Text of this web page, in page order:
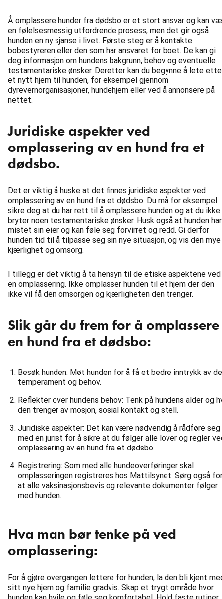
Å omplassere hunder fra dødsbo er et stort ansvar og kan
en følelsesmessig utfordrende prosess, men det gir også
hunden en ny sjanse i livet. Første steg er å kontakte
bobestyreren eller den som har ansvaret for boet. De kan gi
deg informasjon om hundens bakgrunn, behov og eventuelle
testamentariske ønsker. Deretter kan du begynne å lete
et nytt hjem til hunden, for eksempel gjennom
dyrevernorganisasjoner, hundehjem eller ved å annonsere på
nettet.
Juridiske aspekter ved
omplassering av en hund fra et
dødsbo.
Det er viktig å huske at det finnes juridiske aspekter ved
omplassering av en hund fra et dødsbo. Du må for eksempel
sikre deg at du har rett til å omplassere hunden og at du ikke
bryter noen testamentariske ønsker. Husk også at hunden har
mistet sin eier og kan føle seg forvirret og redd. Gi derfor
hunden tid til å tilpasse seg sin nye situasjon, og vis den mye
kjærlighet og omsorg.
I tillegg er det viktig å ta hensyn til de etiske aspektene ved
en omplassering. Ikke omplasser hunden til et hjem der den
ikke vil få den omsorgen og kjærligheten den trenger.
Slik går du frem for å omplassere
en hund fra et dødsbo:
Besøk hunden: Møt hunden for å få et bedre inntrykk av
temperament og behov.
Reflekter over hundens behov: Tenk på hundens alder og
den trenger av mosjon, sosial kontakt og stell.
Juridiske aspekter: Det kan være nødvendig å rådføre seg
med en jurist for å sikre at du følger alle lover og regler
omplassering av en hund fra et dødsbo.
Registrering: Som med alle hundeoverføringer skal
omplasseringen registreres hos Mattilsynet. Sørg også for
at alle vaksinasjonsbevis og relevante dokumenter følger
med hunden.
Hva man bør tenke på ved
omplassering:
For å gjøre overgangen lettere for hunden, la den bli kjent
sitt nye hjem og familie gradvis. Skap et trygt område hvor